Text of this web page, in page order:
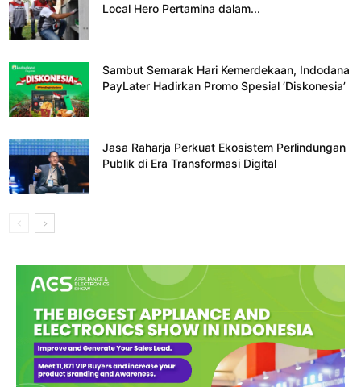
Local Hero Pertamina dalam...
Sambut Semarak Hari Kemerdekaan, Indodana
PayLater Hadirkan Promo Spesial ‘Diskonesia’
Jasa Raharja Perkuat Ekosistem Perlindungan
Publik di Era Transformasi Digital